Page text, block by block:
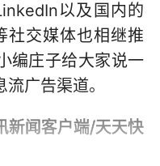
以及国内的
社交媒体也相继推
编庄子给大家说一
广告渠道。
新闻客户端/天天快